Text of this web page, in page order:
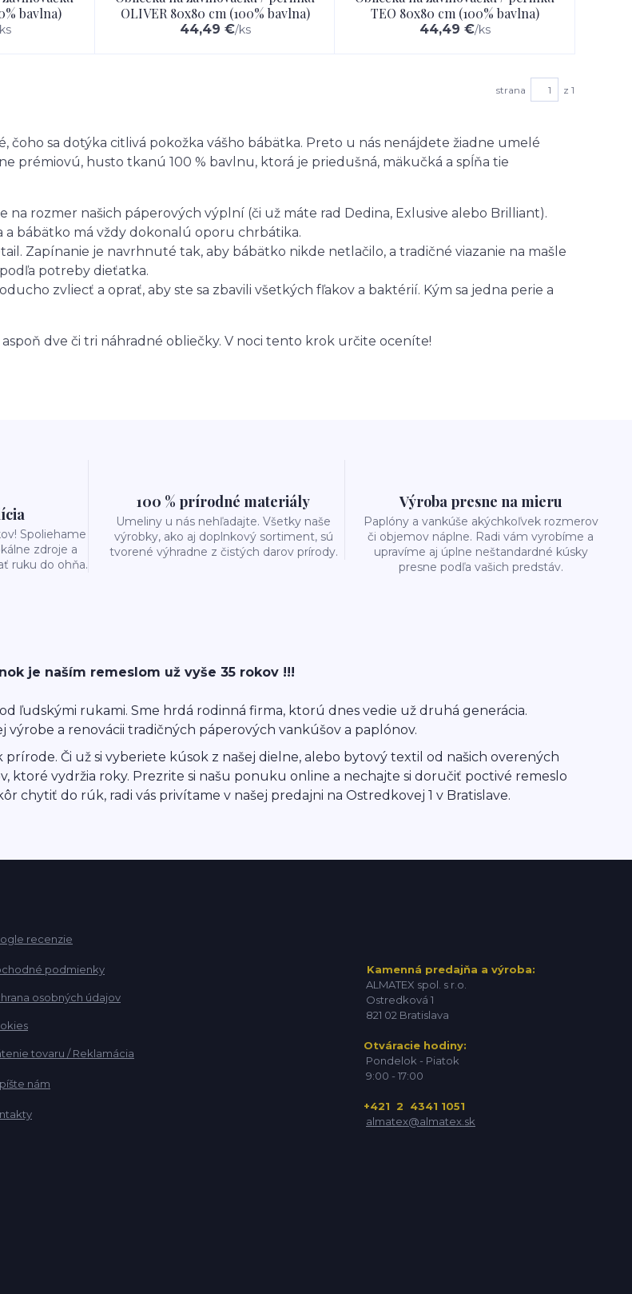
bavlna)
OLIVER 80x80 cm (100% bavlna)
44,49 €/ks
TEO 80x80 cm (100% bavlna)
44,49 €/ks
strana z 1
čoho sa dotýka citlivá pokožka vášho bábätka. Preto u nás nenájdete žiadne umelé
prémiovú, husto tkanú 100 % bavlnu, ktorá je priedušná, mäkučká a spĺňa tie
na rozmer našich páperových výplní (či už máte rad Dedina, Exlusive alebo Brilliant).
bábätko má vždy dokonalú oporu chrbátika.
Zapínanie je navrhnuté tak, aby bábätko nikde netlačilo, a tradičné viazanie na mašle
potreby dieťatka.
zvliecť a oprať, aby ste sa zbavili všetkých fľakov a baktérií. Kým sa jedna perie a
dve či tri náhradné obliečky. V noci tento krok určite oceníte!
Spoliehame
zdroje a
ruku do ohňa.
100 % prírodné materiály
Umeliny u nás nehľadajte. Všetky naše
výrobky, ako aj doplnkový sortiment, sú
tvorené výhradne z čistých darov prírody.
Výroba presne na mieru
Paplóny a vankúše akýchkoľvek rozmerov
či objemov náplne. Radi vám vyrobíme a
upravíme aj úplne neštandardné kúsky
presne podľa vašich predstáv.
je naším remeslom už vyše 35 rokov !!!
ľudskými rukami. Sme hrdá rodinná firma, ktorú dnes vedie už druhá generácia.
výrobe a renovácii tradičných páperových vankúšov a paplónov.
Či už si vyberiete kúsok z našej dielne, alebo bytový textil od našich overených
ktoré vydržia roky. Prezrite si našu ponuku online a nechajte si doručiť poctivé remeslo
chytiť do rúk, radi vás privítame v našej predajni na Ostredkovej 1 v Bratislave.
recenzie
podmienky
osobných údajov
tovaru / Reklamácia
nám
Kamenná predajňa a výroba:
ALMATEX spol. s r.o.
Ostredková 1
821 02 Bratislava
Otváracie hodiny:
Pondelok - Piatok
9:00 - 17:00
+421 2 4341 1051
almatex@almatex.sk